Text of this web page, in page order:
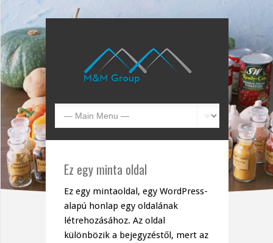
Ez egy minta oldal
Ez egy mintaoldal, egy WordPress-
alapú honlap egy oldalának
létrehozásához. Az oldal
különbözik a bejegyzéstől, mert az